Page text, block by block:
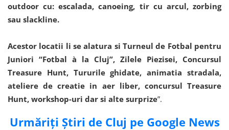
outdoor cu: escalada, canoeing, tir cu arcul, zorbing
sau slackline.
Acestor locatii li se alatura si Turneul de Fotbal pentru
Juniori “Fotbal à la Cluj”, Zilele Piezisei, Concursul
Treasure Hunt, Tururile ghidate, animatia stradala,
ateliere de creatie in aer liber, concursul Treasure
Hunt, workshop-uri dar si alte surprize”.
Urmăriți Știri de Cluj pe Google News